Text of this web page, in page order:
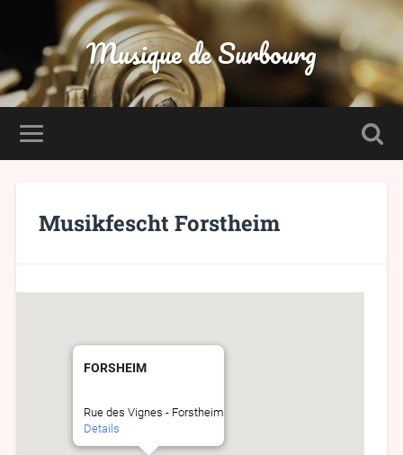
Musique de Surbourg
Musikfescht Forstheim
FORSHEIM
Rue des Vignes - Forstheim
Details